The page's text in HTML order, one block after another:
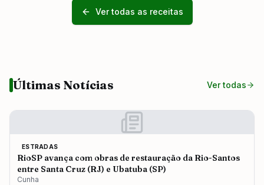
Ver todas as receitas
Últimas Notícias Ver todas
ESTRADAS
RioSP avança com obras de restauração da Rio-Santos
entre Santa Cruz (RJ) e Ubatuba (SP)
Cunha